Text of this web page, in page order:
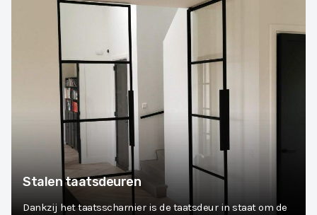
Stalen taatsdeuren
Dankzij het taatsscharnier is de taatsdeur in staat om de